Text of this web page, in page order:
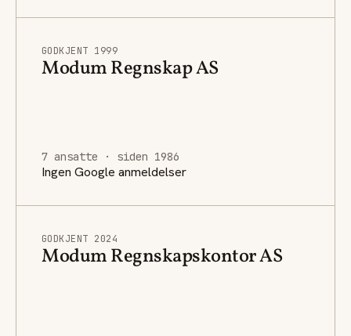
GODKJENT 1999
Modum Regnskap AS
7 ansatte · siden 1986
Ingen Google anmeldelser
GODKJENT 2024
Modum Regnskapskontor AS